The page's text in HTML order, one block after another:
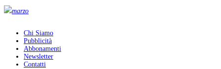
marzo
Chi Siamo
Pubblicità
Abbonamenti
Newsletter
Contatti